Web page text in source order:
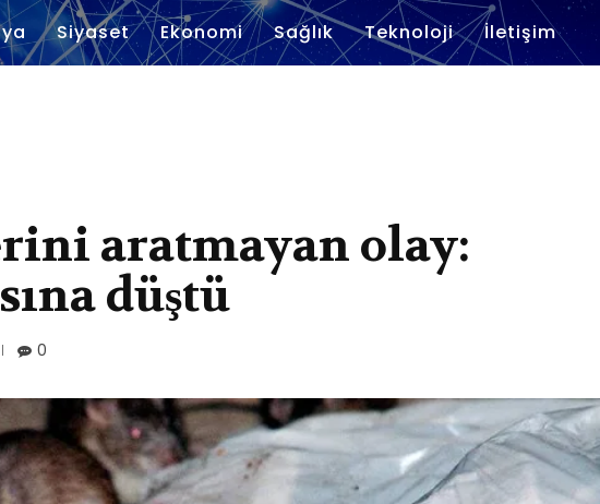
Siyaset Ekonomi Sağlık Teknoloji İletişim
aratmayan olay:
düştü
0